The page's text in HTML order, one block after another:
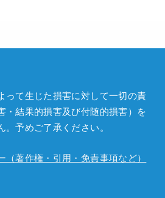
って生じた損害に対して一切の責
・結果的損害及び付随的損害）を
。予めご了承ください。
（著作権・引用・免責事項など）